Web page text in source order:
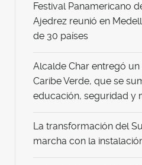
Festival Panamericano
Ajedrez reunió en
de 30 países
Alcalde Char entregó
Caribe Verde, que se
educación, seguridad y
La transformación del
marcha con la